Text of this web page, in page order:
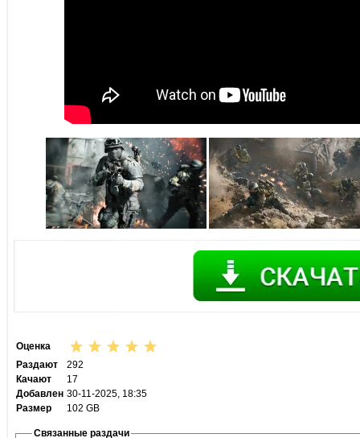
Оценка
Раздают
292
Качают
17
Добавлен 30-11-2025, 18:35
Размер
102 GB
Связанные раздачи